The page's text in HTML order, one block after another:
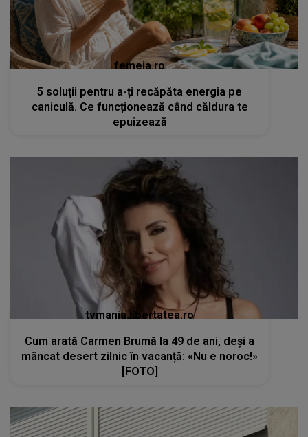
femeia.ro
5 soluții pentru a-ți recăpăta energia pe
caniculă. Ce funcționează când căldura te
epuizează
tvmania.libertatea.ro
Cum arată Carmen Brumă la 49 de ani, deși a
mâncat desert zilnic în vacanță: «Nu e noroc!»
[FOTO]